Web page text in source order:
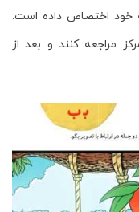
خود اختصاص داده است.
مراجعه کنند و بعد از